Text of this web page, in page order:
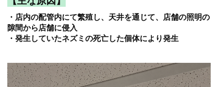
・店内の配管内にて繁殖し、天井を通じて、店舗の照明の
隙間から店舗に侵入
・発生していたネズミの死亡した個体により発生